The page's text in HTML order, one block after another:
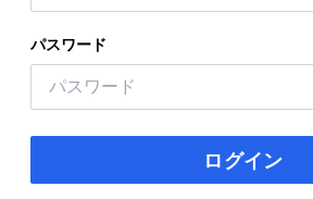
パスワード
ログイン